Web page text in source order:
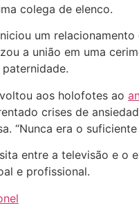
colega de elenco.
um
a união em uma
voltou aos holofotes ao
crises de
“Nunca era o
entre a televisão e o
e profissional.